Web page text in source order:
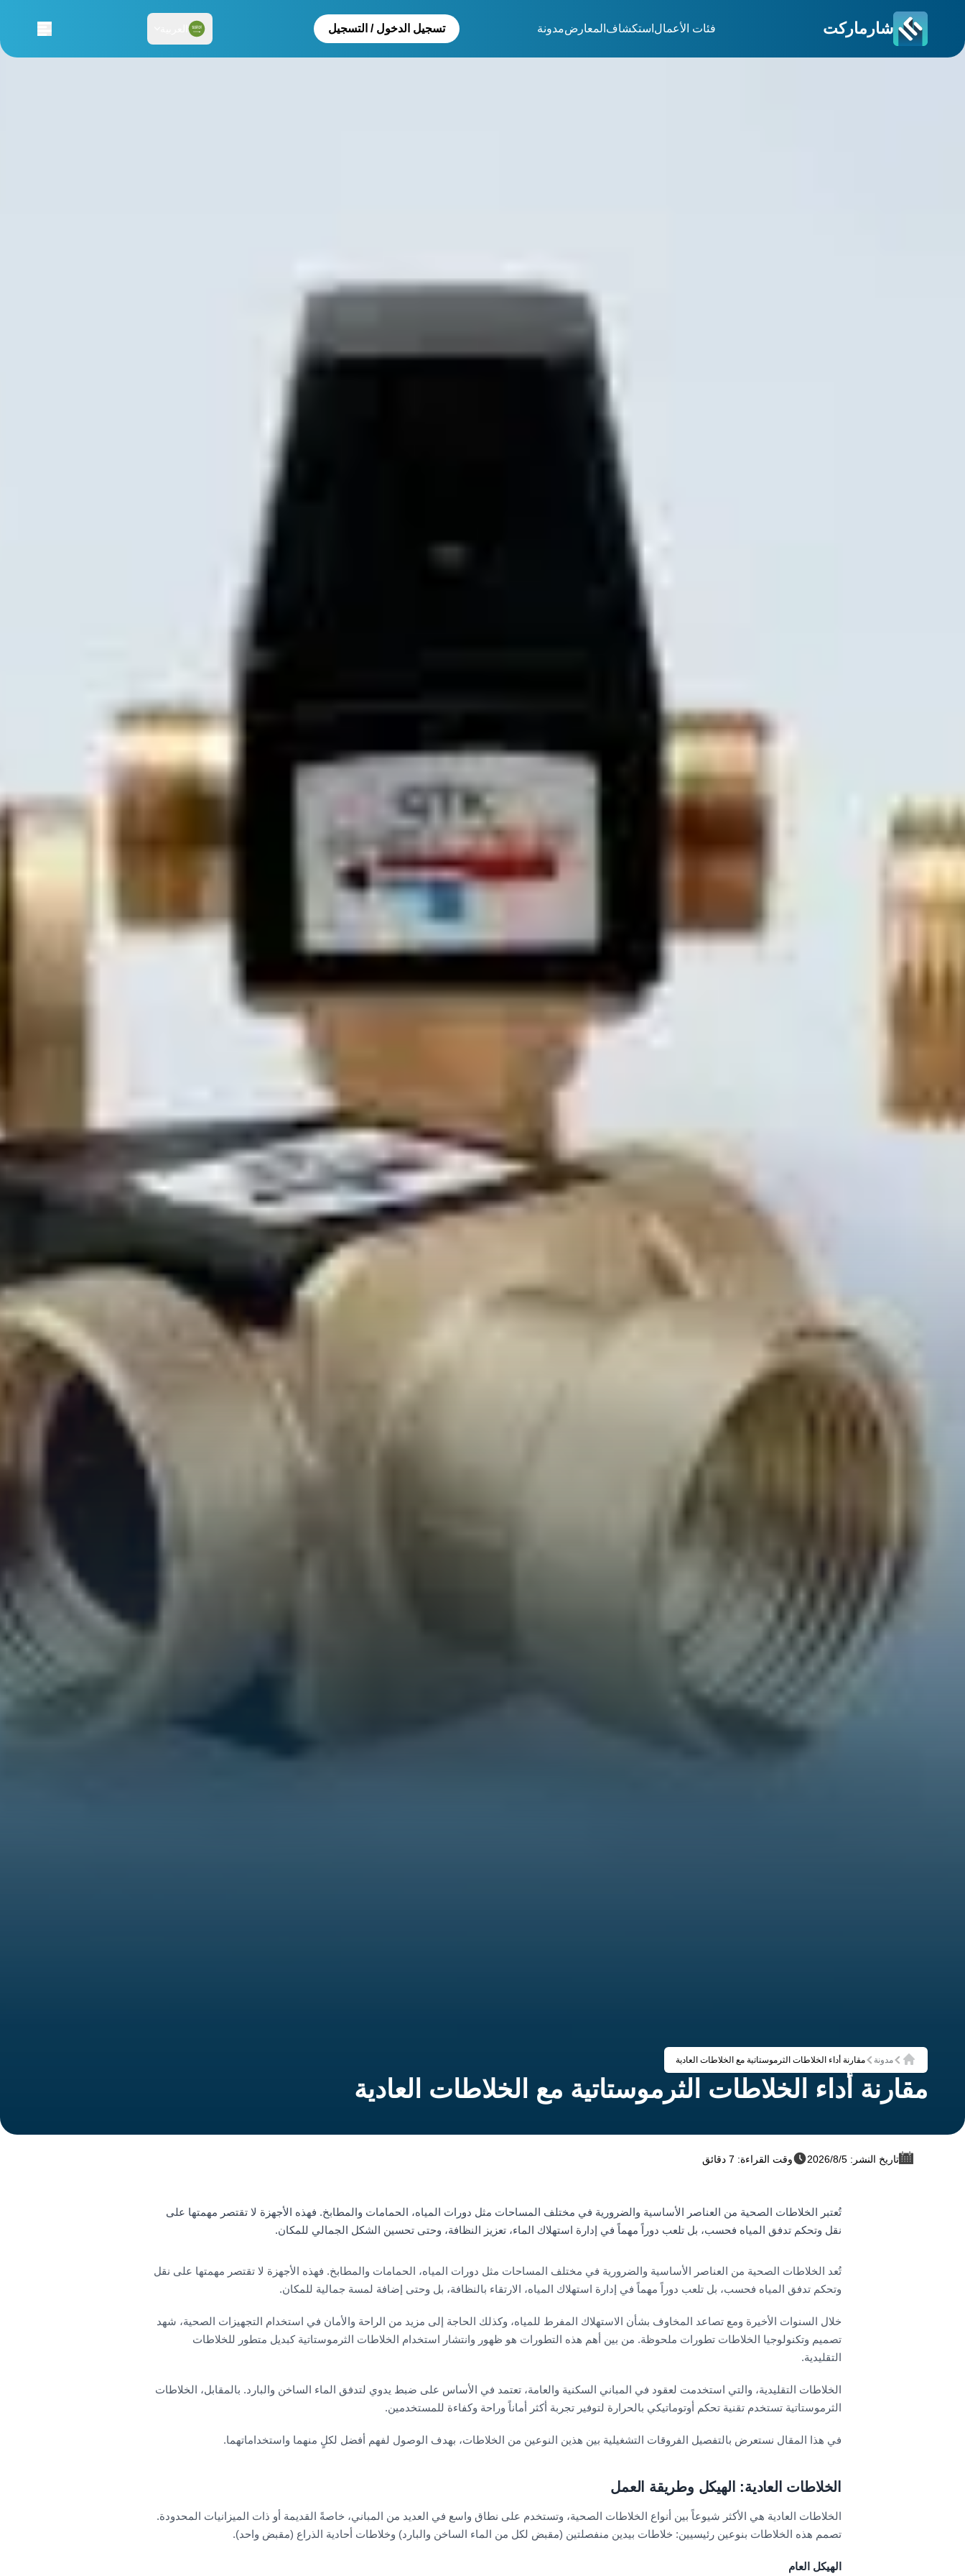
شارماركت فئات الأعمال استكشاف المعارضمدونة تسجيل الدخول / التسجيل
الرئيسية
مدونة مقارنة أداء الخلاطات الثرموستاتية مع الخلاطات العادية
مقارنة أداء الخلاطات الثرموستاتية مع الخلاطات العادية
تاريخ النشر: 5‏/8‏/2026 وقت القراءة: 7 دقائق
تُعتبر الخلاطات الصحية من العناصر الأساسية والضرورية في مختلف المساحات مثل دورات المياه، الحمامات والمطابخ. فهذه الأجهزة لا تقتصر مهمتها على
نقل وتحكم تدفق المياه فحسب، بل تلعب دوراً مهماً في إدارة استهلاك الماء، تعزيز النظافة، وحتى تحسين الشكل الجمالي للمكان.
تُعد الخلاطات الصحية من العناصر الأساسية والضرورية في مختلف المساحات مثل دورات المياه، الحمامات والمطابخ. فهذه الأجهزة لا تقتصر مهمتها على نقل
وتحكم تدفق المياه فحسب، بل تلعب دوراً مهماً في إدارة استهلاك المياه، الارتقاء بالنظافة، بل وحتى إضافة لمسة جمالية للمكان.
خلال السنوات الأخيرة ومع تصاعد المخاوف بشأن الاستهلاك المفرط للمياه، وكذلك الحاجة إلى مزيد من الراحة والأمان في استخدام التجهيزات الصحية، شهد
تصميم وتكنولوجيا الخلاطات تطورات ملحوظة. من بين أهم هذه التطورات هو ظهور وانتشار استخدام الخلاطات الثرموستاتية كبديل متطور للخلاطات
التقليدية.
الخلاطات التقليدية، والتي استخدمت لعقود في المباني السكنية والعامة، تعتمد في الأساس على ضبط يدوي لتدفق الماء الساخن والبارد. بالمقابل، الخلاطات
الثرموستاتية تستخدم تقنية تحكم أوتوماتيكي بالحرارة لتوفير تجربة أكثر أماناً وراحة وكفاءة للمستخدمين.
في هذا المقال نستعرض بالتفصيل الفروقات التشغيلية بين هذين النوعين من الخلاطات، بهدف الوصول لفهم أفضل لكلٍ منهما واستخداماتهما.
الخلاطات العادية: الهيكل وطريقة العمل
الخلاطات العادية هي الأكثر شيوعاً بين أنواع الخلاطات الصحية، وتستخدم على نطاق واسع في العديد من المباني، خاصةً القديمة أو ذات الميزانيات المحدودة.
تصمم هذه الخلاطات بنوعين رئيسيين: خلاطات بيدين منفصلتين (مقبض لكل من الماء الساخن والبارد) وخلاطات أحادية الذراع (مقبض واحد).
الهيكل العام